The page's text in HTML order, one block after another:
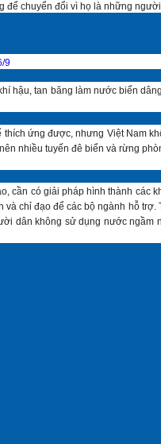
để chuyển đổi vì họ là những
9
hậu, tan băng làm nước biển
ứng được, nhưng Việt Nam
nhiều tuyến đê biển và rừng
cần có giải pháp hình thành các
chỉ đạo để các bộ ngành hỗ
dân không sử dụng nước ngầm